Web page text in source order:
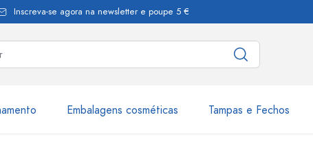
Inscreva-se agora na newsletter e poupe 5 €
Embalagens cosméticas Tampas e Fechos